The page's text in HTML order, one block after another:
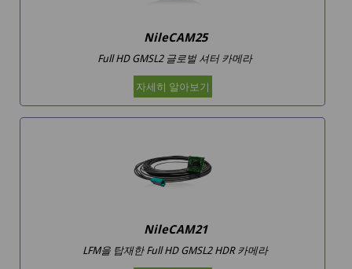
NileCAM25
Full HD GMSL2 글로벌 셔터 카메라
자세히 알아보기
NileCAM21
LFM을 탑재한 Full HD GMSL2 HDR 카메라